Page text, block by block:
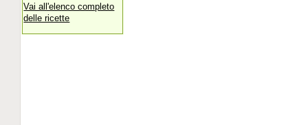
Vai all'elenco completo
delle ricette